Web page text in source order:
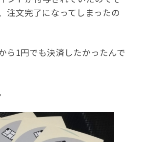
注文完了になってしまったの
ら1円でも決済したかったんで